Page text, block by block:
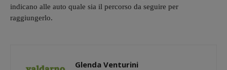
indicano alle auto quale sia il percorso da seguire per
raggiungerlo.
Glenda Venturini